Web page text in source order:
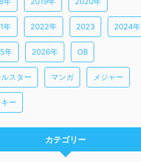
年 2022年 2023 2024年
年 2026年 OB
スター マンガ メジャー
ー
カテゴリー